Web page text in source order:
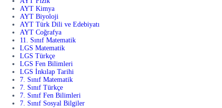
AYT Kimya
AYT Biyoloji
AYT Türk Dili ve Edebiyatı
AYT Coğrafya
11. Sınıf Matematik
LGS Matematik
LGS Türkçe
LGS Fen Bilimleri
LGS İnkılap Tarihi
7. Sınıf Matematik
7. Sınıf Türkçe
7. Sınıf Fen Bilimleri
7. Sınıf Sosyal Bilgiler